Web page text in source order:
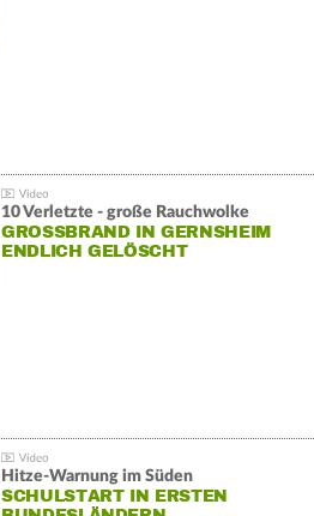
10 Verletzte - große Rauchwolke
GROSSBRAND IN GERNSHEIM E
NDLICH GELÖSCHT
Hitze-Warnung im Süden
SCHULSTART IN ERSTEN